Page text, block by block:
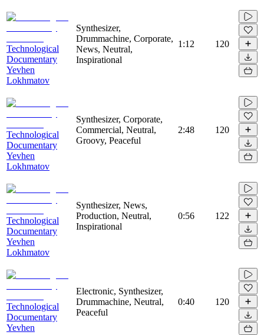
Technological
Documentary
Yevhen
Lokhmatov
Synthesizer,
Drummachine, Corporate,
News, Neutral,
Inspirational
1:12 120
Technological
Documentary
Yevhen
Lokhmatov
Synthesizer, Corporate,
Commercial, Neutral,
Groovy, Peaceful
2:48 120
Technological
Documentary
Yevhen
Lokhmatov
Synthesizer, News,
Production, Neutral,
Inspirational
0:56 122
Technological
Documentary
Yevhen
Electronic, Synthesizer,
Drummachine, Neutral,
Peaceful
0:40 120